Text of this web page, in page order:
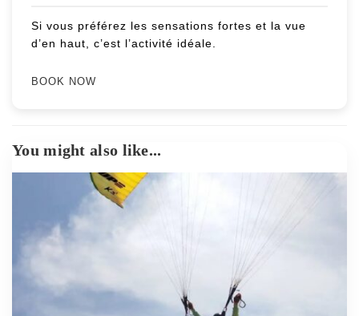
Si vous préférez les sensations fortes et la vue
d’en haut, c’est l’activité idéale.
BOOK NOW